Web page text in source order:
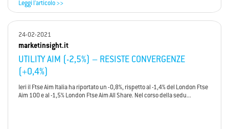
Leggi l'articolo >>
24-02-2021
marketinsight.it
UTILITY AIM (-2,5%) – RESISTE CONVERGENZE
(+0,4%)
Ieri il Ftse Aim Italia ha riportato un -0,8%, rispetto al -1,4% del London Ftse
Aim 100 e al -1,5% London Ftse Aim All Share. Nel corso della sedu...